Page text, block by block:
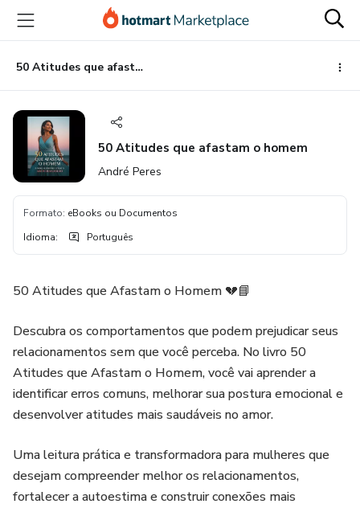
para
conteúdo
principal
para
pagamento
para
rodapé
50 Atitudes que afastam o homem
50 Atitudes que afastam o homem
André Peres
Formato: eBooks ou Documentos
Idioma: Português
50 Atitudes que Afastam o Homem 💔📘
Descubra os comportamentos que podem prejudicar seus
relacionamentos sem que você perceba. No livro 50
Atitudes que Afastam o Homem, você vai aprender a
identificar erros comuns, melhorar sua postura emocional e
desenvolver atitudes mais saudáveis no amor.
Uma leitura prática e transformadora para mulheres que
desejam compreender melhor os relacionamentos,
fortalecer a autoestima e construir conexões mais